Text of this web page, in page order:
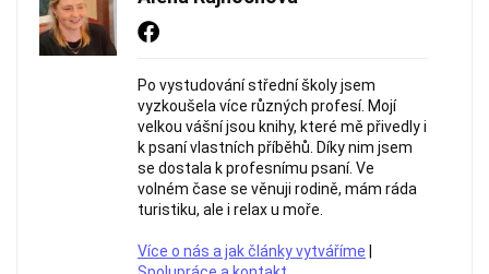
Po vystudování střední školy jsem
vyzkoušela více různých profesí. Mojí
velkou vášní jsou knihy, které mě přivedly i
k psaní vlastních příběhů. Díky nim jsem
se dostala k profesnímu psaní. Ve
volném čase se věnuji rodině, mám ráda
turistiku, ale i relax u moře.
Více o nás a jak články vytváříme